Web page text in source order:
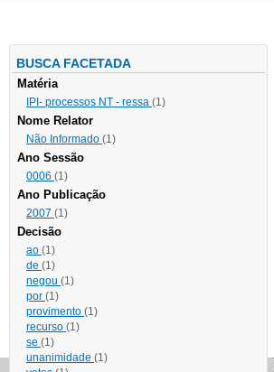
BUSCA FACETADA
Matéria
IPI- processos NT - ressa (1)
Nome Relator
Não Informado (1)
Ano Sessão
0006 (1)
Ano Publicação
2007 (1)
Decisão
ao (1)
de (1)
negou (1)
por (1)
provimento (1)
recurso (1)
se (1)
unanimidade (1)